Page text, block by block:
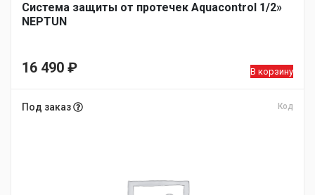
Система защиты от протечек Aquacontrol 1/2»
NEPTUN
16 490 ₽ В корзину
Под заказ Код